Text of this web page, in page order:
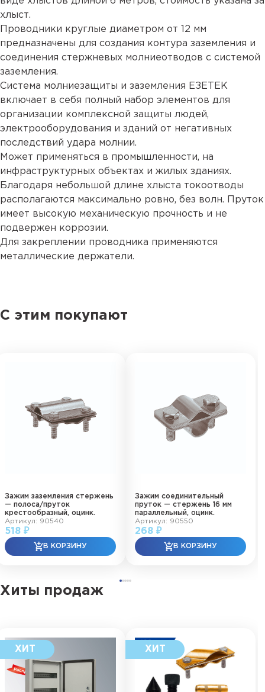
хлыст.
Проводники круглые диаметром от 12 мм
предназначены для создания контура заземления и
соединения стержневых молниеотводов с системой
заземления.
Система молниезащиты и заземления ЕЗЕТЕК
включает в себя полный набор элементов для
организации комплексной защиты людей,
электрооборудования и зданий от негативных
последствий удара молнии.
Может применяться в промышленности, на
инфраструктурных объектах и жилых зданиях.
Благодаря небольшой длине хлыста токоотводы
располагаются максимально ровно, без волн. Пруток
имеет высокую механическую прочность и не
подвержен коррозии.
Для закреплении проводника применяются
металлические держатели.
С этим покупают
Зажим заземления стержень
— полоса/пруток
крестообразный, оцинк.
Артикул: 90540
518 ₽
Зажим соединительный
пруток — стержень 16 мм
параллельный, оцинк.
Артикул: 90550
268 ₽
Хиты продаж